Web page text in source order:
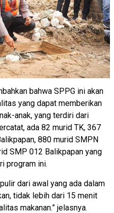
bahwa SPPG ini akan
yang dapat memberikan
anak, yang terdiri dari
ada 82 murid TK, 367
880 murid SMPN
SMP 012 Balikpapan yang
program ini.
dari awal yang ada dalam
tidak lebih dari 15 menit
makanan.” jelasnya.